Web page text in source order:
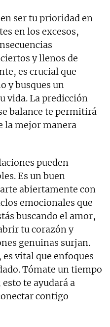
ser tu prioridad en
en los excesos,
y llenos de
es crucial que
y busques un
vida. La predicción
balance te permitirá
la mejor manera
pueden
Es un buen
abiertamente con
emocionales que
buscando el amor,
tu corazón y
genuinas surjan.
vital que enfoques
Tómate un tiempo
te ayudará a
contigo